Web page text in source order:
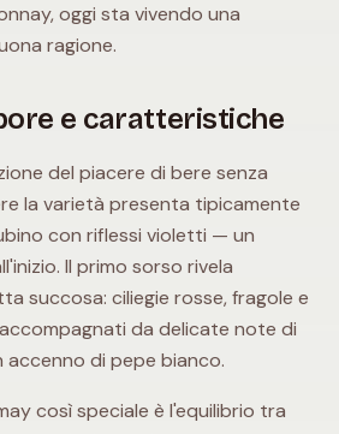
oggi sta vivendo una
ragione.
e caratteristiche
del piacere di bere senza
la varietà presenta tipicamente
con riflessi violetti — un
Il primo sorso rivela
succosa: ciliegie rosse, fragole e
da delicate note di
di pepe bianco.
così speciale è l'equilibrio tra